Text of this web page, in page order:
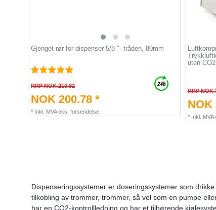
Gjenget rør for dispenser 5/8 "- tråden, 80mm
RRP NOK 210.82
NOK 200.78 *
* Inkl. MVAeks. forsendelse
uten CO2
RRP NOK
NOK
* Inkl. MVA
Dispenseringssystemer er doseringssystemer som
tilkobling av trommer, trommer, så vel som en pumpe
har en CO2-kontrollledning og har et tilhørende